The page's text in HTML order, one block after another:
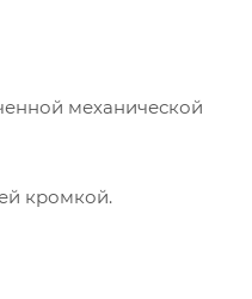
механической
кромкой.